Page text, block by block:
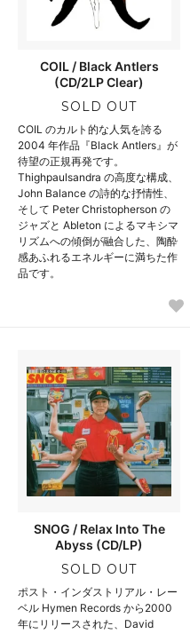
COIL / Black Antlers
(CD/2LP Clear)
SOLD OUT
COIL のカルト的な人気を誇る
2004 年作品『Black Antlers』が
待望の正規再発です。
Thighpaulsandra の高度な構成、
John Balance の詩的な抒情性、
そして Peter Christopherson の
ジャズと Ableton によるマキシマ
リズムへの傾倒が融合した、陶酔
感あふれるエネルギーに満ちた作
品です。
SNOG / Relax Into The
Abyss (CD/LP)
SOLD OUT
ポスト・インダストリアル・レー
ベル Hymen Records から2000
年にリリースされた、David